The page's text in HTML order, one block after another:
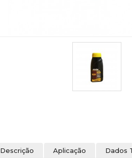
Descrição Aplicação Dados